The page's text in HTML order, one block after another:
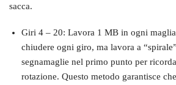
sacca.
Giri 4 – 20: Lavora 1 MB in ogni
chiudere ogni giro, ma lavora a
segnamaglie nel primo punto per
rotazione. Questo metodo garantisce